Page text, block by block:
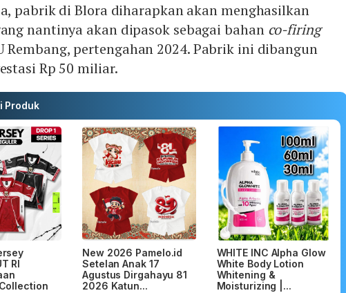
pabrik di Blora diharapkan akan menghasilkan
nantinya akan dipasok sebagai bahan co-firing
Rembang, pertengahan 2024. Pabrik ini dibangun
Rp 50 miliar.
Produk
RI
New 2026 Pamelo.id
Setelan Anak 17
Agustus Dirgahayu 81
2026 Katun...
WHITE INC Alpha Glow
White Body Lotion
Whitening &
Moisturizing |...